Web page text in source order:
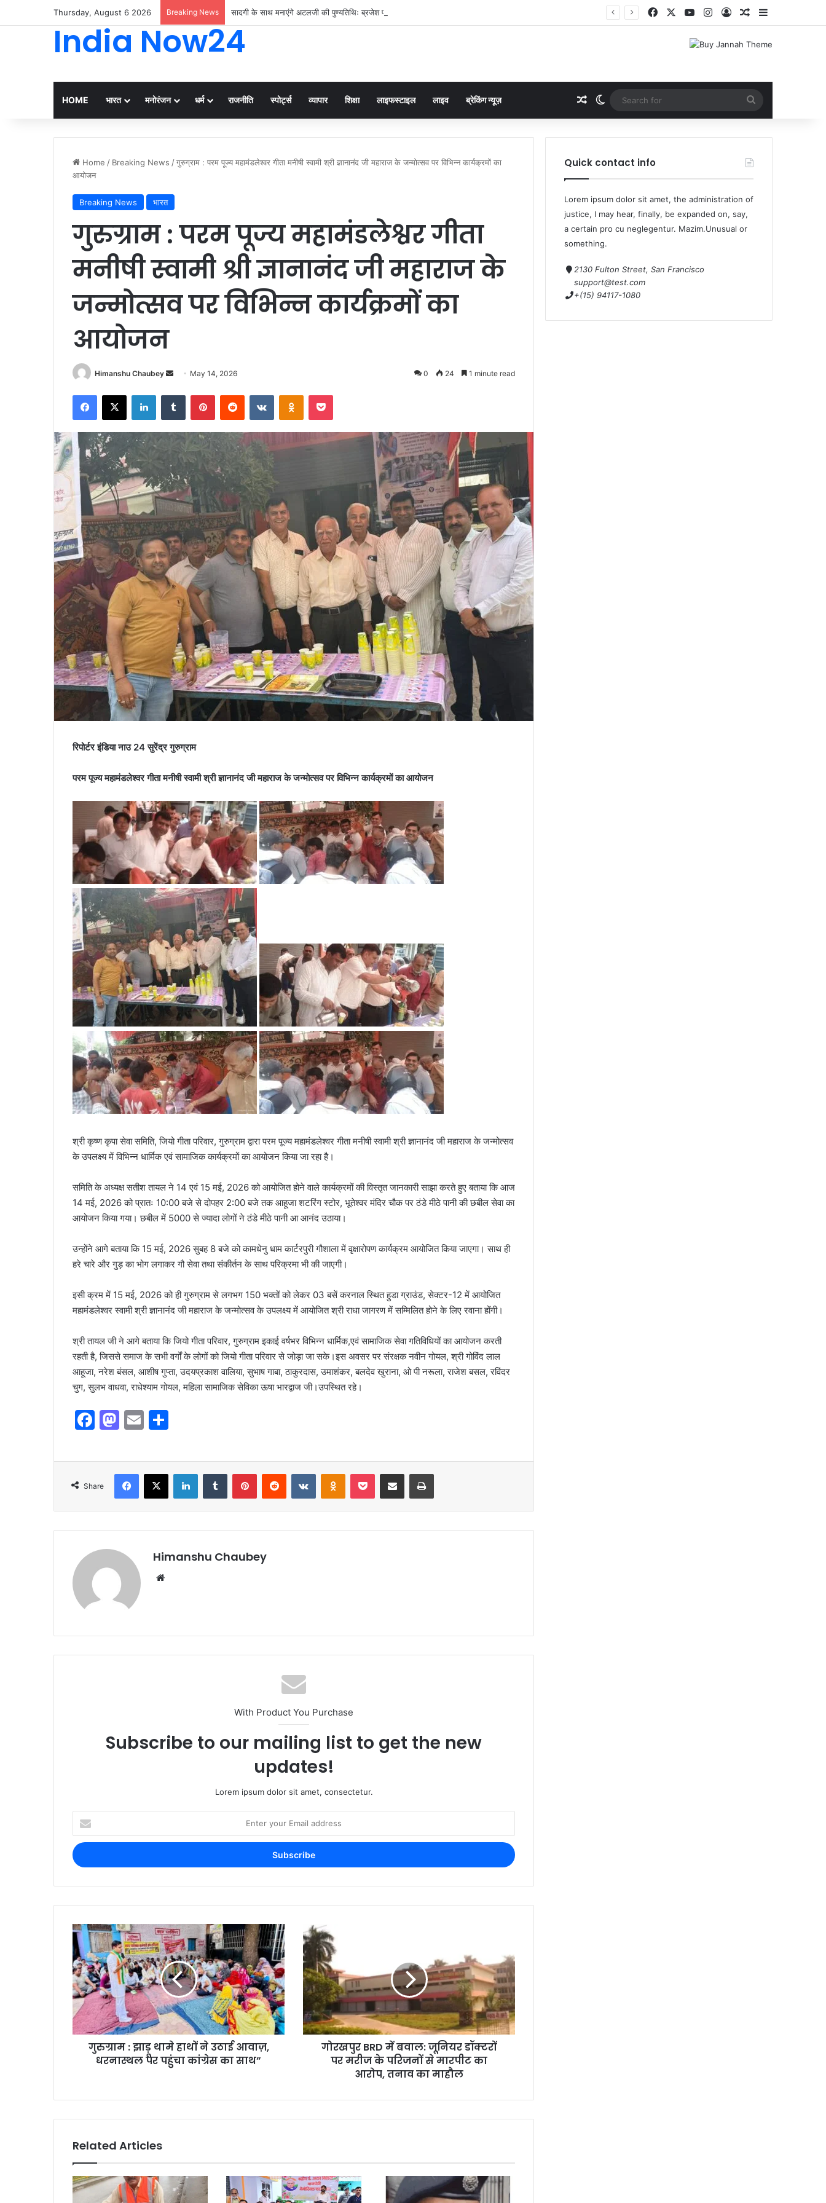
Thursday, August 6 2026 Breaking News सादगी के साथ मनाएंगे अटलजी की पुण्यतिथिः ब्रजेश पाठक
India Now24
HOME भारत मनोरंजन धर्म राजनीति स्पोर्ट्स व्यापार शिक्षा लाइफस्टाइल लाइव ब्रेकिंग न्यूज़
Home / Breaking News /गुरुग्राम : परम पूज्य महामंडलेश्वर गीता मनीषी स्वामी श्री ज्ञानानंद जी महाराज के जन्मोत्सव पर विभिन्न कार्यक्रमों का
आयोजन
Breaking News भारत
गुरुग्राम : परम पूज्य महामंडलेश्वर गीता
मनीषी स्वामी श्री ज्ञानानंद जी महाराज के
जन्मोत्सव पर विभिन्न कार्यक्रमों का
आयोजन
Himanshu Chaubey May 14, 2026 0 24 1 minute read
रिपोर्टर इंडिया नाउ 24 सुरेंद्र गुरुग्राम
परम पूज्य महामंडलेश्वर गीता मनीषी स्वामी श्री ज्ञानानंद जी महाराज के जन्मोत्सव पर विभिन्न कार्यक्रमों का आयोजन
श्री कृष्ण कृपा सेवा समिति, जियो गीता परिवार, गुरुग्राम द्वारा परम पूज्य महामंडलेश्वर गीता मनीषी स्वामी श्री ज्ञानानंद जी महाराज के जन्मोत्सव
के उपलक्ष्य में विभिन्न धार्मिक एवं सामाजिक कार्यक्रमों का आयोजन किया जा रहा है।
समिति के अध्यक्ष सतीश तायल ने 14 एवं 15 मई, 2026 को आयोजित होने वाले कार्यक्रमों की विस्तृत जानकारी साझा करते हुए बताया कि आज
14 मई, 2026 को प्रातः 10:00 बजे से दोपहर 2:00 बजे तक आहूजा शटरिंग स्टोर, भूतेश्वर मंदिर चौक पर ठंडे मीठे पानी की छबील सेवा का
आयोजन किया गया। छबील में 5000 से ज्यादा लोगों ने ठंडे मीठे पानी आ आनंद उठाया।
उन्होंने आगे बताया कि 15 मई, 2026 सुबह 8 बजे को कामधेनु धाम कार्टरपुरी गौशाला में वृक्षारोपण कार्यक्रम आयोजित किया जाएगा। साथ ही
हरे चारे और गुड़ का भोग लगाकर गौ सेवा तथा संकीर्तन के साथ परिक्रमा भी की जाएगी।
इसी क्रम में 15 मई, 2026 को ही गुरुग्राम से लगभग 150 भक्तों को लेकर 03 बसें करनाल स्थित हुडा ग्राउंड, सेक्टर-12 में आयोजित
महामंडलेश्वर स्वामी श्री ज्ञानानंद जी महाराज के जन्मोत्सव के उपलक्ष्य में आयोजित श्री राधा जागरण में सम्मिलित होने के लिए रवाना होंगी।
श्री तायल जी ने आगे बताया कि जियो गीता परिवार, गुरुग्राम इकाई वर्षभर विभिन्न धार्मिक,एवं सामाजिक सेवा गतिविधियों का आयोजन करती
रहती है, जिससे समाज के सभी वर्गों के लोगों को जियो गीता परिवार से जोड़ा जा सके।इस अवसर पर संरक्षक नवीन गोयल, श्री गोविंद लाल
आहूजा, नरेश बंसल, आशीष गुप्ता, उदयप्रकाश वालिया, सुभाष गाबा, ठाकुरदास, उमाशंकर, बलदेव खुराना, ओ पी नरूला, राजेश बसल, रविंदर
चुग, सुलभ वाधवा, राधेश्याम गोयल, महिला सामाजिक सेविका ऊषा भारद्वाज जी।उपस्थित रहे।
F
c
e
o
o
k
M
st
o
d
o
n
E
ai
l
ar
e
Share
Himanshu Chaubey
With Product You Purchase
Subscribe to our mailing list to get the new
updates!
Lorem ipsum dolor sit amet, consectetur.
गुरुग्राम : झाड़ू थामे हाथों ने उठाई आवाज़,
धरनास्थल पर पहुंचा कांग्रेस का साथ”
गोरखपुर BRD में बवाल: जूनियर डॉक्टरों
पर मरीज के परिजनों से मारपीट का
आरोप, तनाव का माहौल
Related Articles
Quick contact info
Lorem ipsum dolor sit amet, the administration of
justice, I may hear, finally, be expanded on, say,
a certain pro cu neglegentur. Mazim.Unusual or
something.
2130 Fulton Street, San Francisco
support@test.com
+(15) 94117-1080